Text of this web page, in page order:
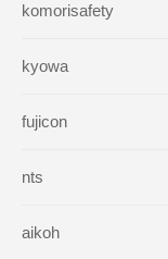
komorisafety
kyowa
fujicon
nts
aikoh